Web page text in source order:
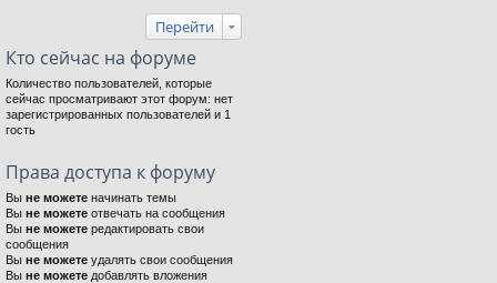
Перейти
Кто сейчас на форуме
Количество пользователей, которые
сейчас просматривают этот форум: нет
зарегистрированных пользователей и 1
гость
Права доступа к форуму
Вы не можете начинать темы
Вы не можете отвечать на сообщения
Вы не можете редактировать свои
сообщения
Вы не можете удалять свои сообщения
Вы не можете добавлять вложения